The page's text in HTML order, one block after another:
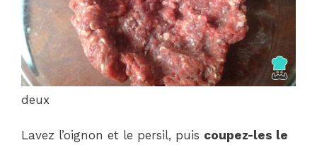
deux
Lavez l’oignon et le persil, puis coupez-les le